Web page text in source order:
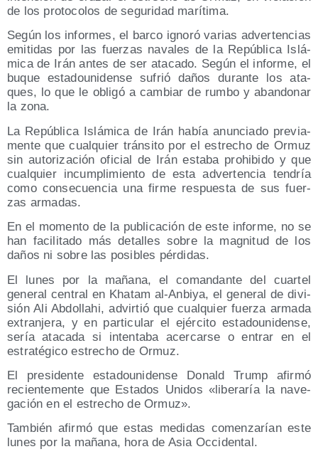
de los pro­to­co­los de segu­ri­dad marítima.
Según los infor­mes, el bar­co igno­ró varias adver­ten­cias
emi­ti­das por las fuer­zas nava­les de la Repú­bli­ca Islá­
mi­ca de Irán antes de ser ata­ca­do. Según el infor­me, el
buque esta­dou­ni­den­se sufrió daños duran­te los ata­
ques, lo que le obli­gó a cam­biar de rum­bo y aban­do­nar
la zona.
La Repú­bli­ca Islá­mi­ca de Irán había anun­cia­do pre­via­
men­te que cual­quier trán­si­to por el estre­cho de Ormuz
sin auto­ri­za­ción ofi­cial de Irán esta­ba prohi­bi­do y que
cual­quier incum­pli­mien­to de esta adver­ten­cia ten­dría
como con­se­cuen­cia una fir­me res­pues­ta de sus fuer­
zas armadas.
En el momen­to de la publi­ca­ción de este infor­me, no se
han faci­li­ta­do más deta­lles sobre la mag­ni­tud de los
daños ni sobre las posi­bles pérdidas.
El lunes por la maña­na, el coman­dan­te del cuar­tel
gene­ral cen­tral en Kha­tam al-Anbi­ya, el gene­ral de divi­
sión Ali Abdo­llahi, advir­tió que cual­quier fuer­za arma­da
extran­je­ra, y en par­ti­cu­lar el ejér­ci­to esta­dou­ni­den­se,
sería ata­ca­da si inten­ta­ba acer­car­se o entrar en el
estra­té­gi­co estre­cho de Ormuz.
El pre­si­den­te esta­dou­ni­den­se Donald Trump afir­mó
recien­te­men­te que Esta­dos Uni­dos «libe­ra­ría la nave­
ga­ción en el estre­cho de Ormuz».
Tam­bién afir­mó que estas medi­das comen­za­rían este
lunes por la maña­na, hora de Asia Occidental.